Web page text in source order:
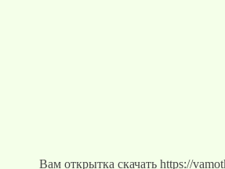
Вам открытка скачать https://